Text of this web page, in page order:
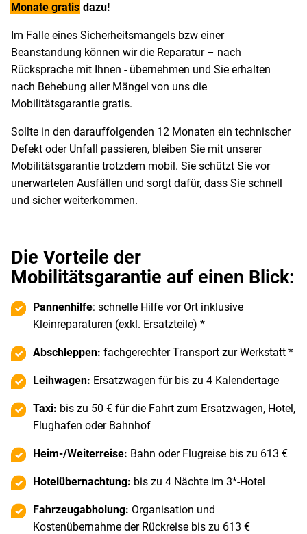
Monate gratis dazu!
Im Falle eines Sicherheitsmangels bzw einer
Beanstandung können wir die Reparatur – nach
Rücksprache mit Ihnen - übernehmen und Sie erhalten
nach Behebung aller Mängel von uns die
Mobilitätsgarantie gratis.
Sollte in den darauffolgenden 12 Monaten ein technischer
Defekt oder Unfall passieren, bleiben Sie mit unserer
Mobilitätsgarantie trotzdem mobil. Sie schützt Sie vor
unerwarteten Ausfällen und sorgt dafür, dass Sie schnell
und sicher weiterkommen.
Die Vorteile der
Mobilitätsgarantie auf einen Blick:
Pannenhilfe: schnelle Hilfe vor Ort inklusive
Kleinreparaturen (exkl. Ersatzteile) *
Abschleppen: fachgerechter Transport zur Werkstatt *
Leihwagen: Ersatzwagen für bis zu 4 Kalendertage
Taxi: bis zu 50 € für die Fahrt zum Ersatzwagen, Hotel,
Flughafen oder Bahnhof
Heim-/Weiterreise: Bahn oder Flugreise bis zu 613 €
Hotelübernachtung: bis zu 4 Nächte im 3*-Hotel
Fahrzeugabholung: Organisation und
Kostenübernahme der Rückreise bis zu 613 €